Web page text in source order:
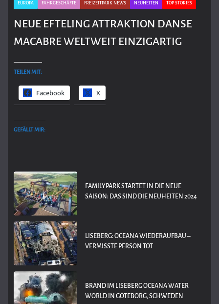
EUROPA FAHRGESCHÄFTE FREIZEITPARK NEWS NEUHEITEN TOP STORIES
NEUE EFTELING ATTRAKTION DANSE
MACABRE WELTWEIT EINZIGARTIG
TEILEN MIT:
Facebook X
GEFÄLLT MIR:
FAMILYPARK STARTET IN DIE NEUE
SAISON: DAS SIND DIE NEUHEITEN 2024
LISEBERG: OCEANA WIEDERAUFBAU –
VERMISSTE PERSON TOT
BRAND IM LISEBERG OCEANA WATER
WORLD IN GÖTEBORG, SCHWEDEN